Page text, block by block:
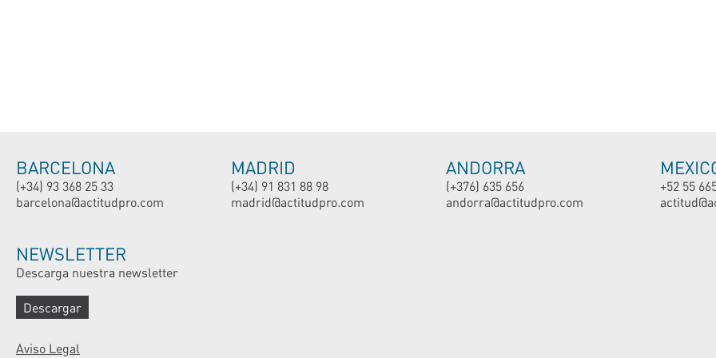
BARCELONA
(+34) 93 368 25 33
barcelona@actitudpro.com
MADRID
(+34) 91 831 88 98
madrid@actitudpro.com
ANDORRA
(+376) 635 656
andorra@actitudpro.com
+52 55
NEWSLETTER
Descarga nuestra newsletter
Descargar
Aviso Legal